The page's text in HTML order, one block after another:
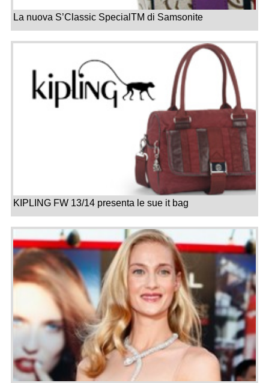
La nuova S’Classic SpecialTM di Samsonite
KIPLING FW 13/14 presenta le sue it bag